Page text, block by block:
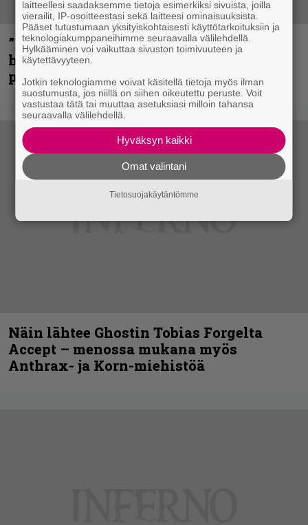
”Mitalini näyttää ihan plektralta” –
huippu-uimari jamittelee Megadethiä
palkinnollaan
Näin lähtee Ghostin Tobias Forgelta
Accept – menossa mukana myös
Anthrax- ja Korn-miehistöä
laitteellesi saadaksemme tietoja esimerkiksi sivuista, joilla
vierailit, IP-osoitteestasi sekä laitteesi ominaisuuksista.
Pääset tutustumaan yksityiskohtaisesti käyttötarkoituksiin ja
teknologiakumppaneihimme seuraavalla välilehdellä.
Hylkääminen voi vaikuttaa sivuston toimivuuteen ja
käytettävyyteen.
Jotkin teknologiamme voivat käsitellä tietoja myös ilman
suostumusta, jos niillä on siihen oikeutettu peruste. Voit
vastustaa tätä tai muuttaa asetuksiasi milloin tahansa
seuraavalla välilehdellä.
Hyväksyn kaikki
Omat valintani
Tietosuojakäytäntömme